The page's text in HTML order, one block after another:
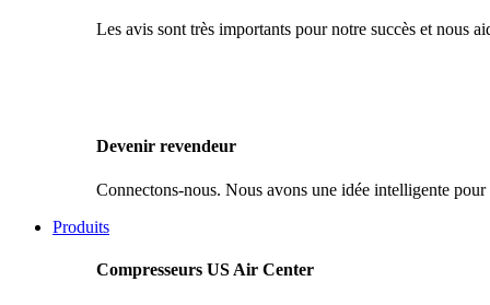
Les avis sont très importants pour notre succès et nous
Devenir revendeur
Connectons-nous. Nous avons une idée intelligente
Produits
Compresseurs US Air Center